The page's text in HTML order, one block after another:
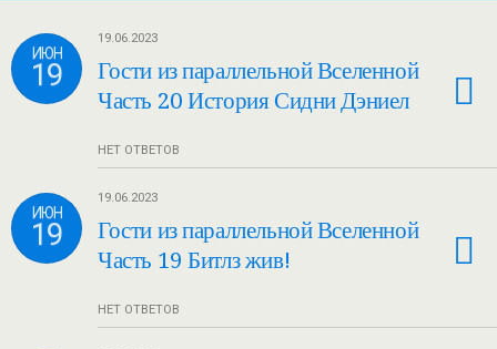
ИЮН
19
19.06.2023
Гости из параллельной Вселенной
Часть 20 История Сидни Дэниел
НЕТ ОТВЕТОВ
ИЮН
19
19.06.2023
Гости из параллельной Вселенной
Часть 19 Битлз жив!
НЕТ ОТВЕТОВ